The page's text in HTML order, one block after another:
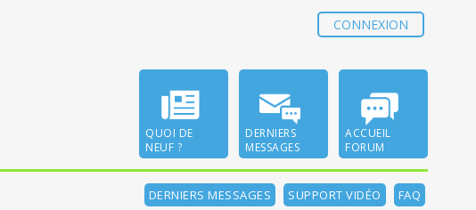
CONNEXION
QUOI DE
NEUF ?
DERNIERS
MESSAGES
ACCUEIL
FORUM
DERNIERS MESSAGES SUPPORT VIDÉO FAQ